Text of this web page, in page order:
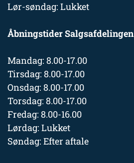
Lør-søndag: Lukket
Åbningstider Salgsafdelingen
Mandag: 8.00-17.00
Tirsdag: 8.00-17.00
Onsdag: 8.00-17.00
Torsdag: 8.00-17.00
Fredag: 8.00-16.00
Lørdag: Lukket
Søndag: Efter aftale